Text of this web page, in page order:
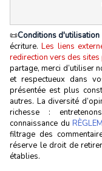
📜Conditions d'utilisation
écriture.Les liens
redirection vers des
partage, merci d’utiliser
et respectueux dans
présentée est plus
autres. La diversité
richesse :
connaissance du
filtrage des
réserve le droit de
établies.